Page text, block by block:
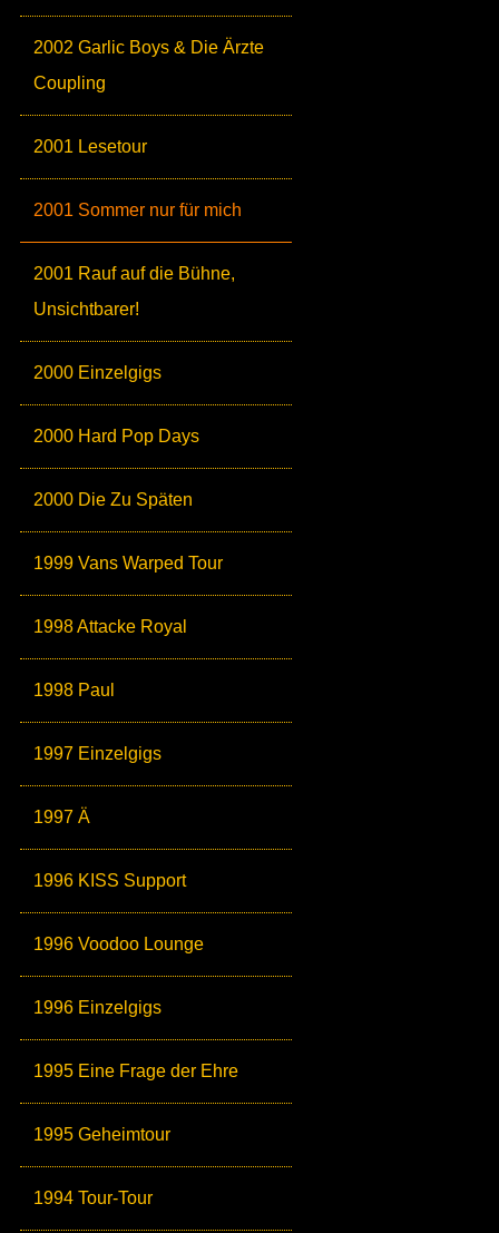
2002 Garlic Boys & Die Ärzte
Coupling
2001 Lesetour
2001 Sommer nur für mich
2001 Rauf auf die Bühne,
Unsichtbarer!
2000 Einzelgigs
2000 Hard Pop Days
2000 Die Zu Späten
1999 Vans Warped Tour
1998 Attacke Royal
1998 Paul
1997 Einzelgigs
1997 Ä
1996 KISS Support
1996 Voodoo Lounge
1996 Einzelgigs
1995 Eine Frage der Ehre
1995 Geheimtour
1994 Tour-Tour